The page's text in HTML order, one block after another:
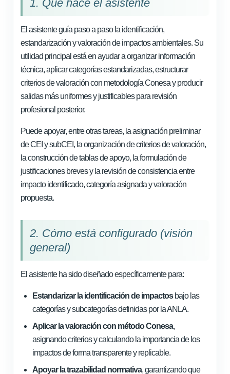
1. Qué hace el asistente
El asistente guía paso a paso la identificación,
estandarización y valoración de impactos ambientales. Su
utilidad principal está en ayudar a organizar información
técnica, aplicar categorías estandarizadas, estructurar
criterios de valoración con metodología Conesa y producir
salidas más uniformes y justificables para revisión
profesional posterior.
Puede apoyar, entre otras tareas, la asignación preliminar
de CEI y subCEI, la organización de criterios de valoración,
la construcción de tablas de apoyo, la formulación de
justificaciones breves y la revisión de consistencia entre
impacto identificado, categoría asignada y valoración
propuesta.
2. Cómo está configurado (visión
general)
El asistente ha sido diseñado específicamente para:
Estandarizar la identificación de impactosbajo las
categorías y subcategorías definidas por la ANLA.
Aplicar la valoración con método Conesa,
asignando criterios y calculando la importancia de los
impactos de forma transparente y replicable.
Apoyar la trazabilidad normativa, garantizando que